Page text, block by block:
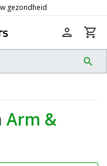
gezondheid
search
person shopping_cart
Arm &